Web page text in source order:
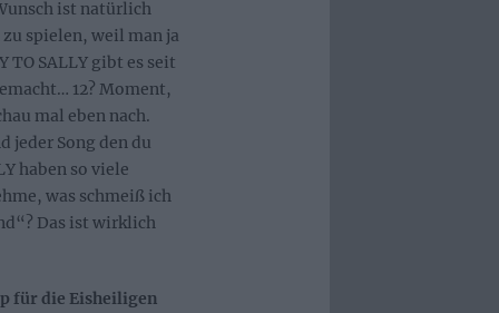
ist natürlich
spielen, weil man ja
TO SALLY gibt es seit
12? Moment,
mal eben nach.
jeder Song den du
haben so viele
was schmeiß ich
Das ist wirklich
für die Eisheiligen